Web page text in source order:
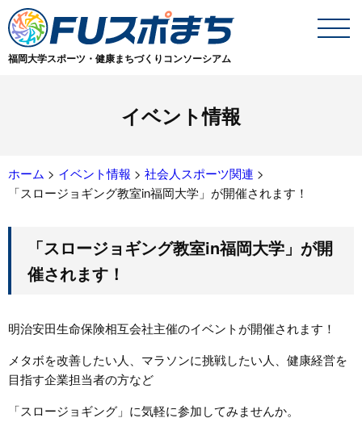
福岡大学スポーツ・健康まちづくりコンソーシアム
イベント情報
ホーム > イベント情報 > 社会人スポーツ関連 >
「スロージョギング教室in福岡大学」が開催されます！
「スロージョギング教室in福岡大学」が開
催されます！
明治安田生命保険相互会社主催のイベントが開催されます！
メタボを改善したい人、マラソンに挑戦したい人、健康経営を
目指す企業担当者の方など
「スロージョギング」に気軽に参加してみませんか。